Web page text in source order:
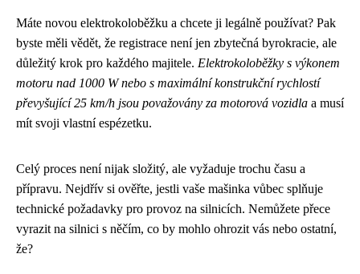
Máte novou elektrokoloběžku a chcete ji legálně používat? Pak
byste měli vědět, že registrace není jen zbytečná byrokracie, ale
důležitý krok pro každého majitele. Elektrokoloběžky s výkonem
motoru nad 1000 W nebo s maximální konstrukční rychlostí
převyšující 25 km/h jsou považovány za motorová vozidla a musí
mít svoji vlastní espézetku.
Celý proces není nijak složitý, ale vyžaduje trochu času a
přípravu. Nejdřív si ověřte, jestli vaše mašinka vůbec splňuje
technické požadavky pro provoz na silnicích. Nemůžete přece
vyrazit na silnici s něčím, co by mohlo ohrozit vás nebo ostatní,
že?